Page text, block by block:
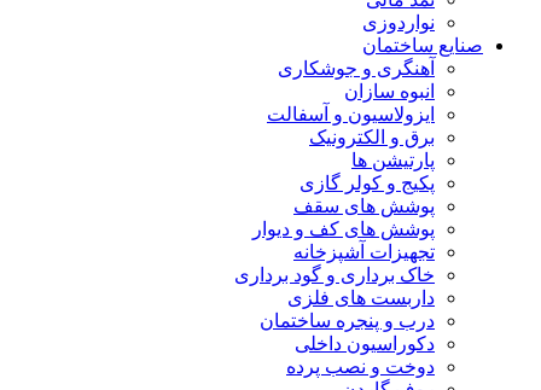
نواردوزی
صنایع ساختمان
آهنگری و جوشکاری
انبوه سازان
ایزولاسیون و آسفالت
برق و الکترونیک
پارتیشن ها
پکیج و کولر گازی
پوشش های سقف
پوشش های کف و دیوار
تجهیزات آشپزخانه
خاک برداری و گود برداری
داربست های فلزی
درب و پنجره ساختمان
دکوراسیون داخلی
دوخت و نصب پرده